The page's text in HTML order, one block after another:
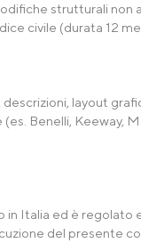
strutturali non
civile (durata 12
layout
Benelli, Keeway,
Italia ed è regolato
del presente